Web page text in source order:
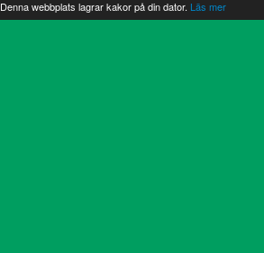
Denna webbplats lagrar kakor på din dator. Läs mer